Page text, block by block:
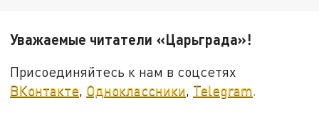
Уважаемые читатели «Царьграда»!
Присоединяйтесь к нам в соцсетях
ВКонтакте, Одноклассники, Telegram.